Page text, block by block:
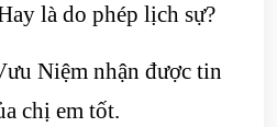
là do phép lịch sự?
Niệm nhận được tin
chị em tốt.